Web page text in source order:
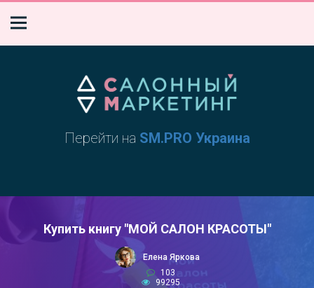
Перейти на SM.PRO Украина
Купить книгу "МОЙ САЛОН КРАСОТЫ"
Елена Яркова
103
99295